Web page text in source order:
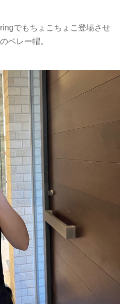
でもちょこちょこ登場させ
ベレー帽。